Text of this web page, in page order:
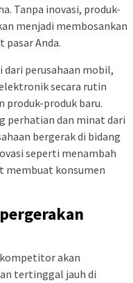
Tanpa inovasi, produk-
menjadi membosankan
pasar Anda.
dari perusahaan mobil,
secara rutin
produk-produk baru.
perhatian dan minat dari
bergerak di bidang
seperti menambah
membuat konsumen
akan
tertinggal jauh di